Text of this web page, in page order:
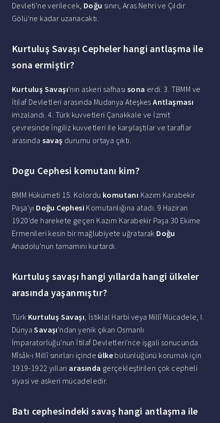
Devleti'ne verilecek, Doğu sınırı, Aras Nehri ve Çıldır
Gölü'ne kadar uzanacaktı.
Kurtuluş Savaşı Cepheler hangi antlaşma ile
sona ermiştir?
Kurtuluş Savaşı'nın askeri safhası sona erdi. 3. TBMM ve
İtilaf Devletleri arasında Mudanya AteşkesAntlaşması
imzalandı. 4. Türk kuvvetleri Çanakkale ve İzmit
çevresinde İngiliz kuvvetleri ile karşılaştılar ve taraflar
arasında savaş durumu ortaya çıktı.
Dogu Cephesi komutanı kim?
BMM Hükümeti 15. Kolordu komutanı Kazım Karabekir
Paşa'yı Doğu Cephesi Komutanlığına atadı. 9 Haziran
1920'de harekete geçen Kazım Karabekir Paşa 30 Ekime
Ermenileri kesin bir mağlubiyete uğratarak Doğu
Anadolu'nun tamamını kurtardı.
Kurtuluş savaşı hangi yıllarda hangi ülkeler
arasında yaşanmıştır?
Türk Kurtuluş Savaşı, İstiklal Harbi veya Millî Mücadele, I.
DünyaSavaşı'ndan yenik çıkan Osmanlı
İmparatorluğu'nun İtilaf Devletleri'nce işgali sonucunda
Mîsâk-ı Millî sınırları içinde ülke bütünlüğünü korumak için
1919-1922 yılları arasında gerçekleştirilen çok cepheli
siyasi ve askeri mücadeledir.
Batı cephesindeki savaş hangi antlaşma ile